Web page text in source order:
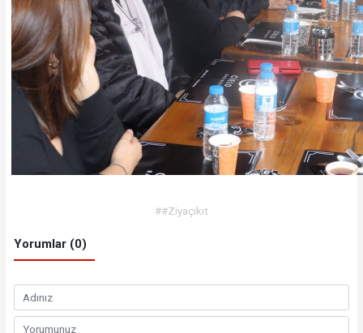
##Ziyaçıkıt
Yorumlar (0)